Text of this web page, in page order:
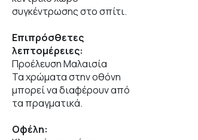
συγκέντρωσης στο σπίτι.
Επιπρόσθετες
λεπτομέρειες:
Προέλευση Μαλαισία
Τα χρώματα στην οθόνη
μπορεί να διαφέρουν από
τα πραγματικά.
Οφέλη: